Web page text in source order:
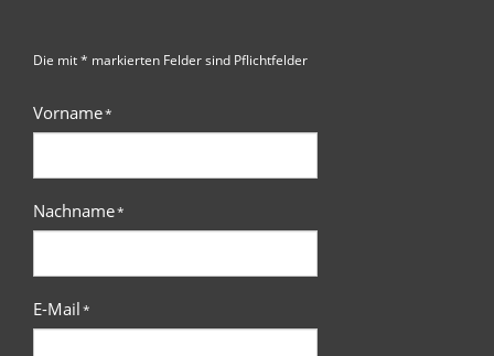
Die mit * markierten Felder sind Pflichtfelder
Vorname*
Nachname*
E-Mail*